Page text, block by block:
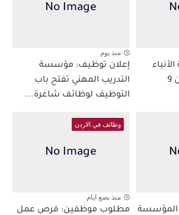
الأردنية بترا تعلن عن 9
منذ يوم
إعلان توظيف: مؤسسة
التدريب المهني تفتح باب
التوظيف لوظائف شاغرة...
المؤسسة
وظائف في الاردن
منذ بضع ايام
مطلوب موظفين: فرص عمل